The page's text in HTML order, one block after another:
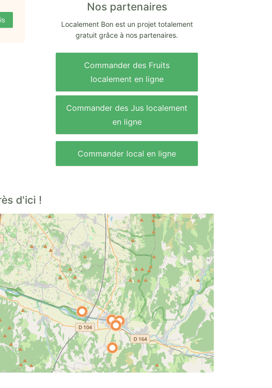
Nos partenaires
Localement Bon est un projet totalement
gratuit grâce à nos partenaires.
Commander des Fruits
localement en ligne
Commander des Jus localement
en ligne
Commander local en ligne
d'ici !